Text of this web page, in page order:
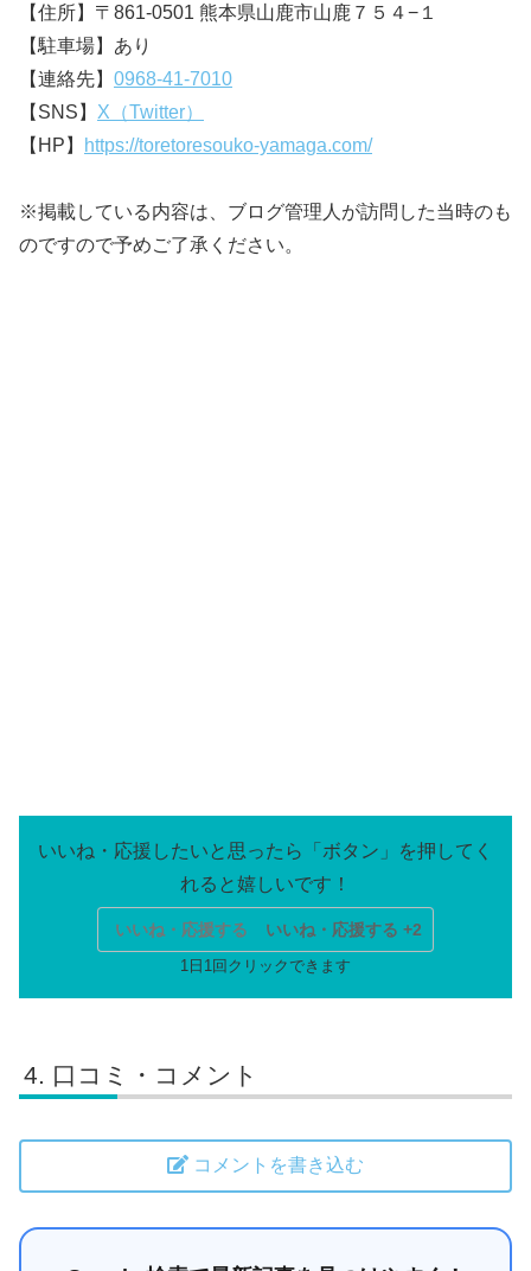
【住所】〒861-0501 熊本県山鹿市山鹿７５４−１
【駐車場】あり
【連絡先】 0968-41-7010
【SNS】 X（Twitter）
【HP】
https://toretoresouko-yamaga.com/
※掲載している内容は、ブログ管理人が訪問した当時のも
のですので予めご了承ください。
いいね・応援する いいね・応援する +2
口コミ・コメント
コメントを書き込む